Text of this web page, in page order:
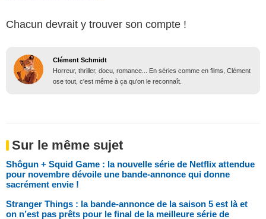
Chacun devrait y trouver son compte !
Clément Schmidt
Horreur, thriller, docu, romance... En séries comme en films, Clément
ose tout, c'est même à ça qu'on le reconnaît.
Sur le même sujet
Shôgun + Squid Game : la nouvelle série de Netflix attendue
pour novembre dévoile une bande-annonce qui donne
sacrément envie !
Stranger Things : la bande-annonce de la saison 5 est là et
on n’est pas prêts pour le final de la meilleure série de